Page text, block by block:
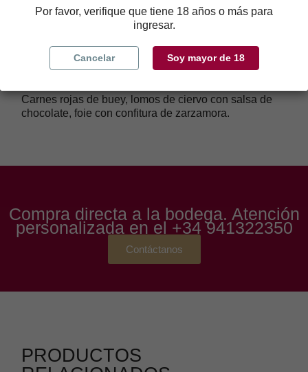
equilibrado, con una fruta negra madura, fresco, y un
final muy largo, complejo y persistente.
Carnes rojas de buey, lomos de ciervo con salsa de
chocolate, foie con confitura de zarzamora.
Compra directa a la bodega. Atención
personalizada en el +34 941322350
Contáctanos
PRODUCTOS
Por favor, verifique que tiene 18 años o más para
ingresar.
Cancelar Soy mayor de 18